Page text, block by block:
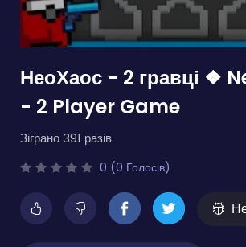
НеоХаос - 2 гравці ❖
- 2 Player Game
Зіграно 391 разів.
0 (0 Голосів)